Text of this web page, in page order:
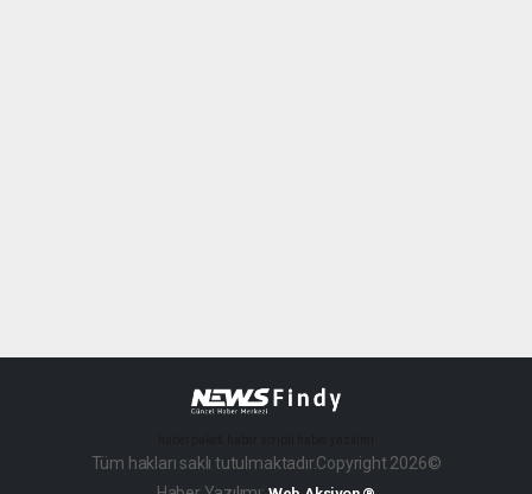
Tüm hakları saklı tutulmaktadır.Copyright 2026©